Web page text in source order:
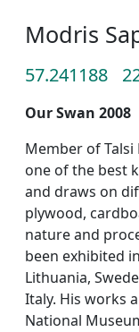
Modris
57.241188
Our Swan 2008
Member of
one of the best
and draws on
plywood,
nature and
been exhibited
Lithuania,
Italy. His works
National